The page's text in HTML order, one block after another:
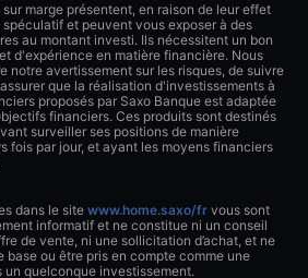
marge présentent, en raison de leur effet
et peuvent vous exposer à des
au montant investi. Ils nécessitent un bon
d'expérience en matière financière. Nous
notre avertissement sur les risques, de suivre
que la réalisation d'investissements à
proposés par Saxo Banque est adaptée
financiers. Ces produits sont destinés
surveiller ses positions de manière
fois par jour, et ayant les moyens financiers
dans le site www.home.saxo/fr vous sont
informatif et ne constitue ni un conseil
de vente, ni une sollicitation d’achat, et ne
base ou être pris en compte comme une
un quelconque investissement.